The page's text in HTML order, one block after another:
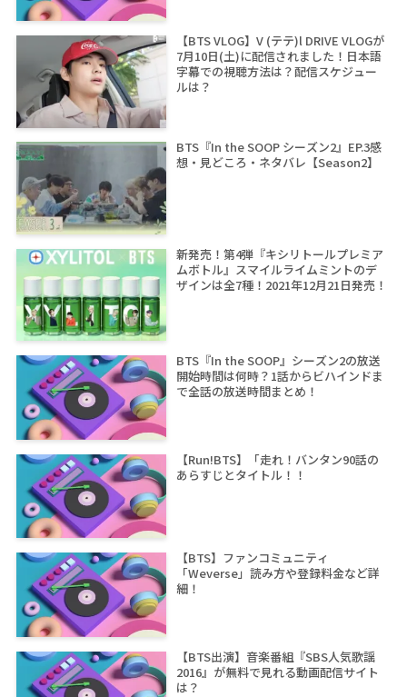
【BTS VLOG】V (テテ)l DRIVE VLOGが
7月10日(土)に配信されました！日本語
字幕での視聴方法は？配信スケジュー
ルは？
BTS『In the SOOP シーズン2』EP.3感
想・見どころ・ネタバレ【Season2】
新発売！第4弾『キシリトールプレミア
ムボトル』スマイルライムミントのデ
ザインは全7種！2021年12月21日発売！
BTS『In the SOOP』シーズン2の放送
開始時間は何時？1話からビハインドま
で全話の放送時間まとめ！
【Run!BTS】「走れ！バンタン90話の
あらすじとタイトル！！
【BTS】ファンコミュニティ
「Weverse」読み方や登録料金など詳
細！
【BTS出演】音楽番組『SBS人気歌謡
2016』が無料で見れる動画配信サイト
は？